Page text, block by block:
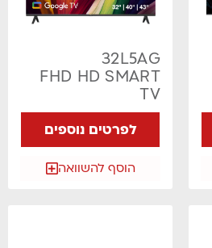
32L5AG
FHD HD SMART
TV
לפרטים נוספים
הוסף להשוואה